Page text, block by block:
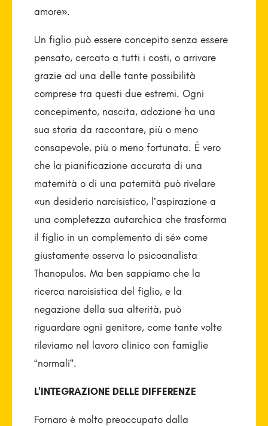
amore».
Un figlio può essere concepito senza essere
pensato, cercato a tutti i costi, o arrivare
grazie ad una delle tante possibilità
comprese tra questi due estremi. Ogni
concepimento, nascita, adozione ha una
sua storia da raccontare, più o meno
consapevole, più o meno fortunata. È vero
che la pianificazione accurata di una
maternità o di una paternità può rivelare
«un desiderio narcisistico, l’aspirazione a
una completezza autarchica che trasforma
il figlio in un complemento di sé» come
giustamente osserva lo psicoanalista
Thanopulos. Ma ben sappiamo che la
ricerca narcisistica del figlio, e la
negazione della sua alterità, può
riguardare ogni genitore, come tante volte
rileviamo nel lavoro clinico con famiglie
“normali”.
L'INTEGRAZIONE DELLE DIFFERENZE
Fornaro è molto preoccupato dalla